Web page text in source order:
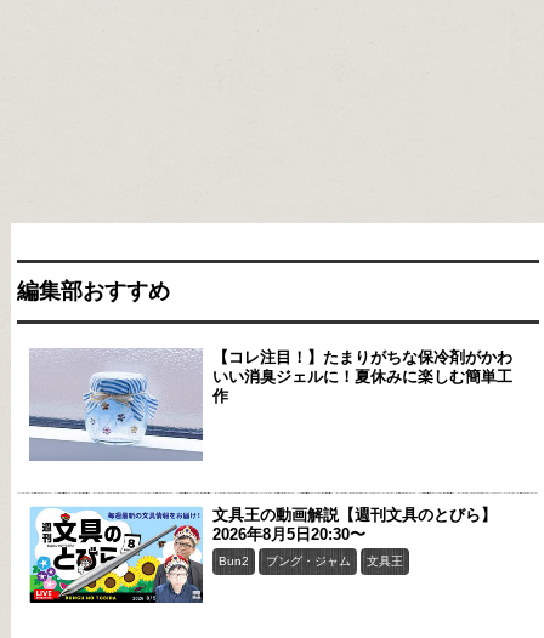
編集部おすすめ
【コレ注目！】たまりがちな保冷剤がかわ
いい消臭ジェルに！夏休みに楽しむ簡単工
作
文具王の動画解説【週刊文具のとびら】
2026年8月5日20:30〜
Bun2 ブング・ジャム 文具王